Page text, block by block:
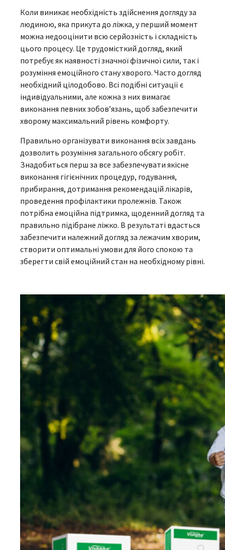
Коли виникає необхідність здійснення догляду за
людиною, яка прикута до ліжка, у перший момент
можна недооцінити всю серйозність і складність
цього процесу. Це трудомісткий догляд, який
потребує як наявності значної фізичної сили, так і
розуміння емоційного стану хворого. Часто догляд
необхідний цілодобово. Всі подібні ситуації є
індивідуальними, але кожна з них вимагає
виконання певних зобов’язань, щоб забезпечити
хворому максимальний рівень комфорту.
Правильно організувати виконання всіх завдань
дозволить розуміння загального обсягу робіт.
Знадобиться перш за все забезпечувати якісне
виконання гігієнічних процедур, годування,
прибирання, дотримання рекомендацій лікарів,
проведення профілактики пролежнів. Також
потрібна емоційна підтримка, щоденний догляд та
правильно підібране ліжко. В результаті вдасться
забезпечити належний догляд за лежачим хворим,
створити оптимальні умови для його спокою та
зберегти свій емоційний стан на необхідному рівні.